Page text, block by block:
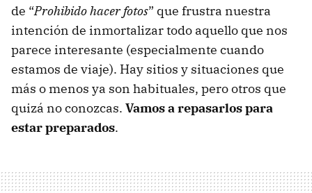
de “Prohibido hacer fotos” que frustra nuestra
intención de inmortalizar todo aquello que nos
parece interesante (especialmente cuando
estamos de viaje). Hay sitios y situaciones que
más o menos ya son habituales, pero otros que
quizá no conozcas. Vamos a repasarlos para
estar preparados.